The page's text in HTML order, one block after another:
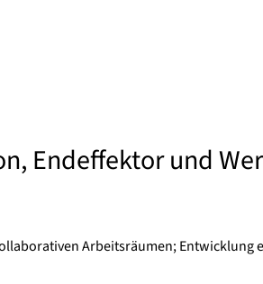
Endeffektor und
Arbeitsräumen; Entwicklung